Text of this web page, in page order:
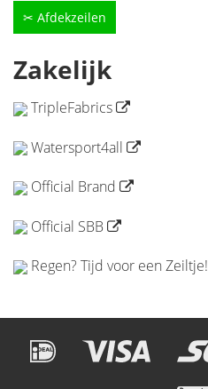
✂ Afdekzeilen
Zakelijk
TripleFabrics
Watersport4all
Official Brand
Official SBB
Regen? Tijd voor een Zeiltje!